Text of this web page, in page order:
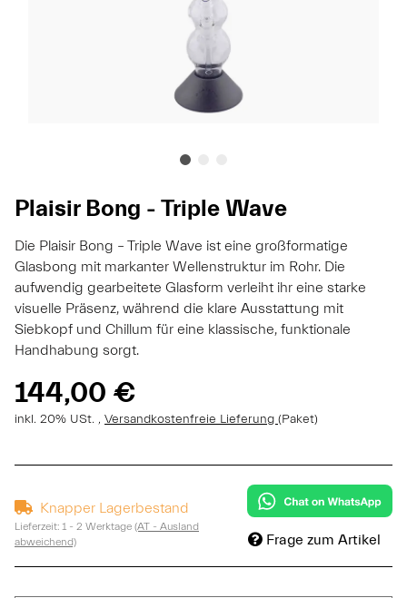
Plaisir Bong - Triple Wave
Die Plaisir Bong – Triple Wave ist eine großformatige
Glasbong mit markanter Wellenstruktur im Rohr. Die
aufwendig gearbeitete Glasform verleiht ihr eine starke
visuelle Präsenz, während die klare Ausstattung mit
Siebkopf und Chillum für eine klassische, funktionale
Handhabung sorgt.
144,00 €
inkl. 20% USt. , Versandkostenfreie Lieferung (Paket)
Knapper Lagerbestand
Lieferzeit: 1 - 2 Werktage (AT - Ausland
abweichend)
Frage zum Artikel